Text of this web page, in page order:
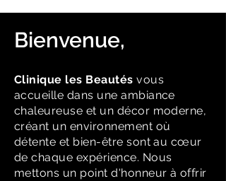
Bienvenue,
Clinique les Beautés vous
accueille dans une ambiance
chaleureuse et un décor moderne,
créant un environnement où
détente et bien-être sont au cœur
de chaque expérience. Nous
mettons un point d'honneur à offrir